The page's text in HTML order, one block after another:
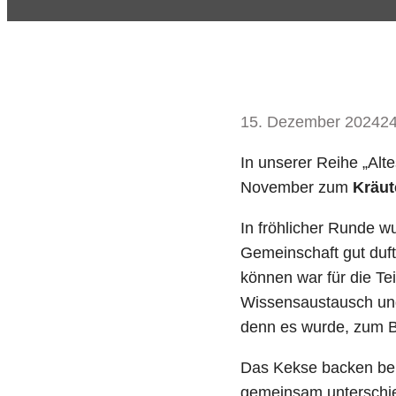
15. Dezember 2024
In unserer Reihe
November zum
In fröhlicher Runde
Gemeinschaft gut
können war für die
Wissensaustausch
denn es wurde, zum
Das Kekse backen
gemeinsam